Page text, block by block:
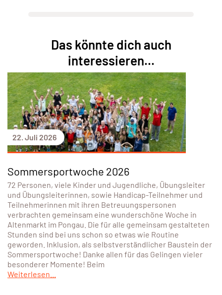
Das könnte dich auch
interessieren...
22. Juli 2026
Sommersportwoche 2026
72 Personen, viele Kinder und Jugendliche, Übungsleiter
und Übungsleiterinnen, sowie Handicap-Teilnehmer und
Teilnehmerinnen mit ihren Betreuungspersonen
verbrachten gemeinsam eine wunderschöne Woche in
Altenmarkt im Pongau. Die für alle gemeinsam gestalteten
Stunden sind bei uns schon so etwas wie Routine
geworden. Inklusion, als selbstverständlicher Baustein der
Sommersportwoche! Danke allen für das Gelingen vieler
besonderer Momente! Beim
Weiterlesen...